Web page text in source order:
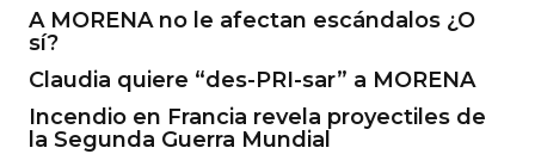
A MORENA no le afectan escándalos ¿O
sí?
Claudia quiere “des-PRI-sar” a MORENA
Incendio en Francia revela proyectiles de
la Segunda Guerra Mundial